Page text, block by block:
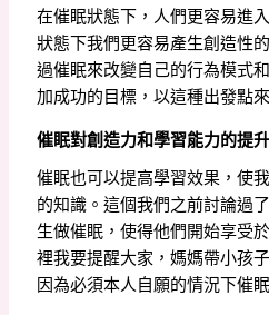
在催眠狀態下，人們更容易進
狀態下我們更容易產生創造性
過催眠來改變自己的行為模式
加成功的目標，以這種出發點
催眠對創造力和學習能力的提升
催眠也可以提高學習效果，使
的知識。這個我們之前討論過
生做催眠，使得他們開始享受
裡我要提醒大家，媽媽帶小孩
因為必須本人自願的情況下催